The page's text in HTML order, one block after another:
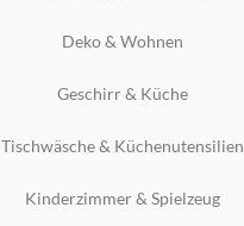
Deko & Wohnen
Geschirr & Küche
Tischwäsche & Küchenutensilien
Kinderzimmer & Spielzeug